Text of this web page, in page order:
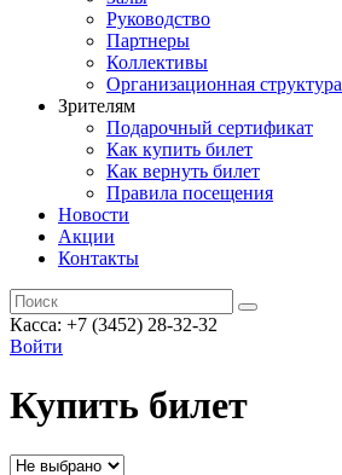
Руководство
Партнеры
Коллективы
Организационная структура
Зрителям
Подарочный сертификат
Как купить билет
Как вернуть билет
Правила посещения
Новости
Акции
Контакты
Касса: +7 (3452) 28-32-32
Войти
Купить билет